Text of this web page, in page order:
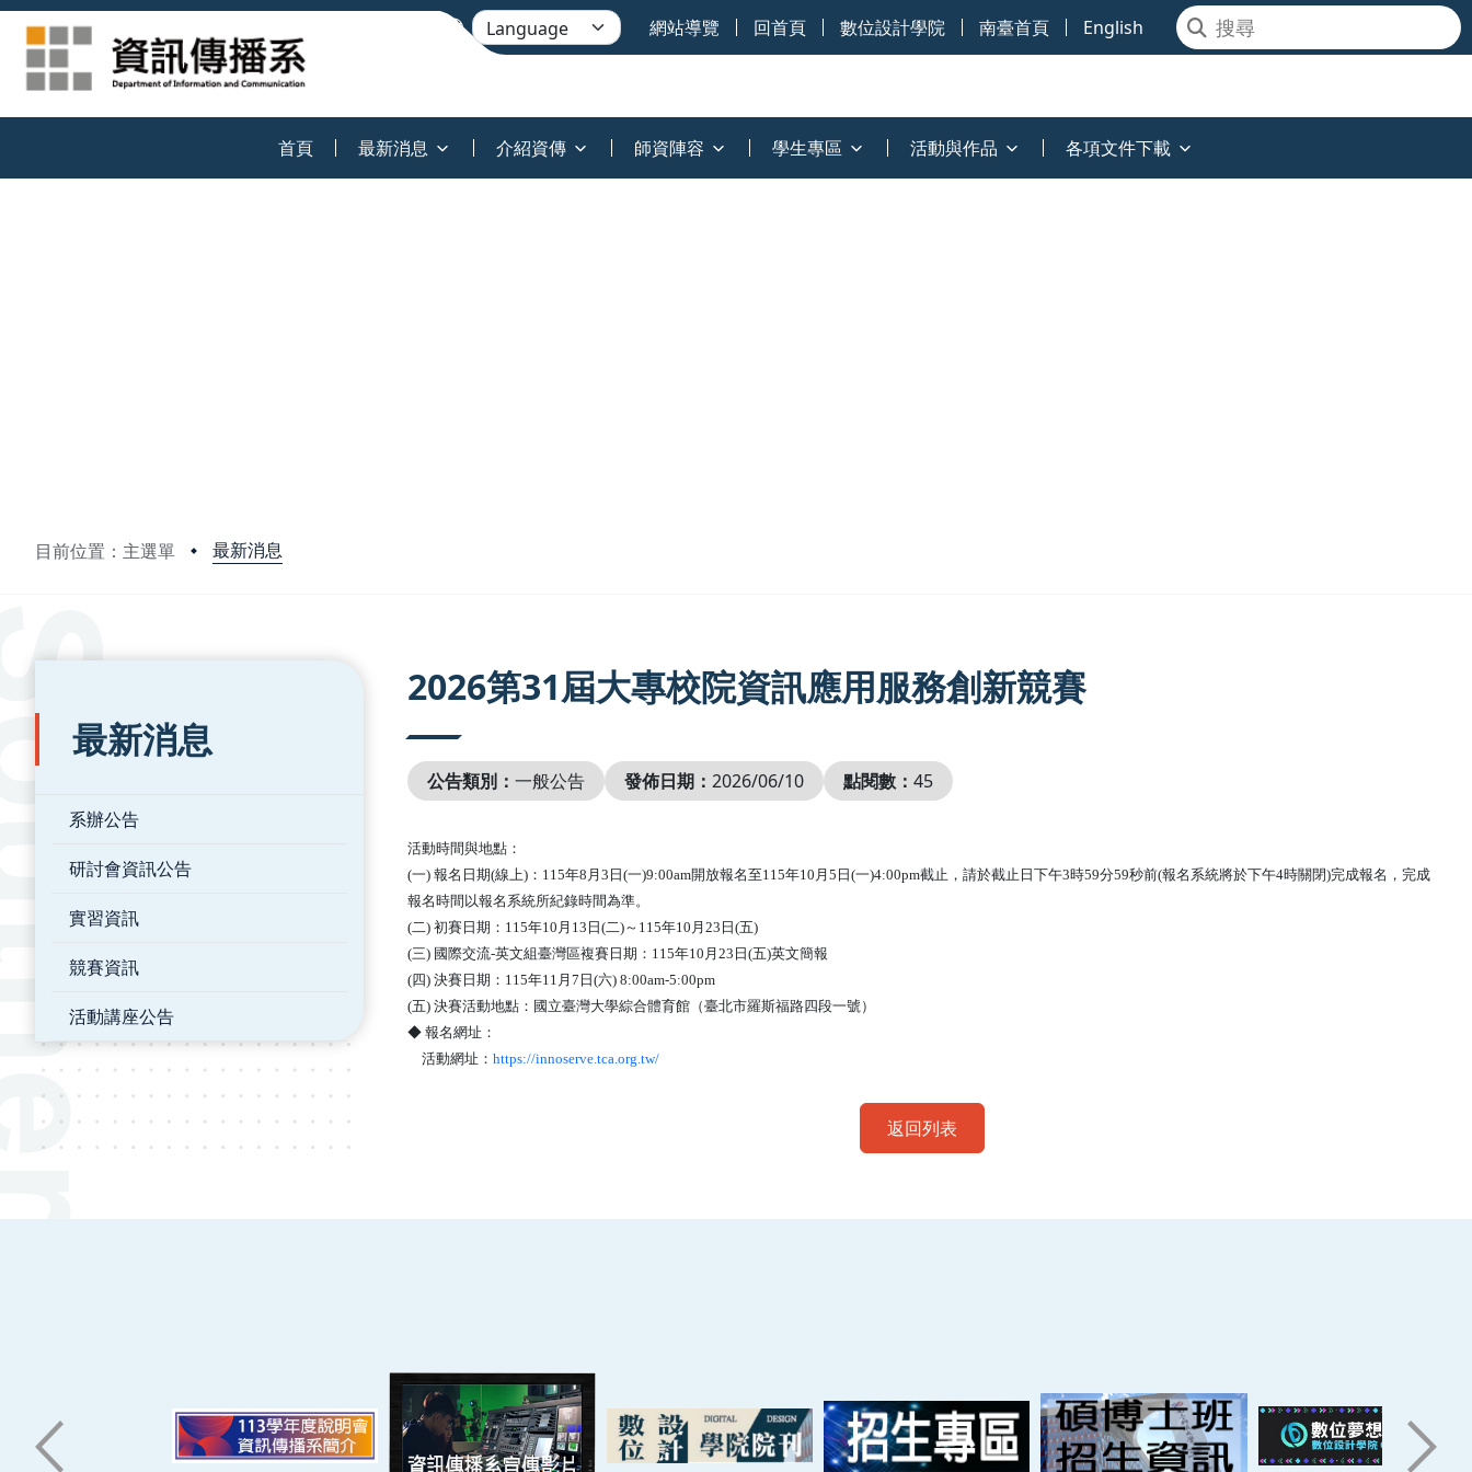
網站導覽 回首頁 數位設計學院 南臺首頁 English
首頁 最新消息 介紹資傳 師資陣容 學生專區 活動與作品 各項文件下載
目前位置：主選單 最新消息
:::
最新消息
系辦公告
研討會資訊公告
實習資訊
競賽資訊
活動講座公告
2026第31屆大專校院資訊應用服務創新競賽
公告類別： 一般公告 發佈日期： 2026/06/10 點閱數： 45
活動時間與地點：
(一) 報名日期(線上)：115年8月3日(一)9:00am開放報名至115年10月5日(一)4:00pm截止，請於截止日下午3時59分59秒前(報名系統將於下午4時關閉)完成報名，完成
報名時間以報名系統所紀錄時間為準。
(二) 初賽日期：115年10月13日(二)～115年10月23日(五)
(三) 國際交流-英文組臺灣區複賽日期：115年10月23日(五)英文簡報
(四) 決賽日期：115年11月7日(六) 8:00am-5:00pm
(五) 決賽活動地點：國立臺灣大學綜合體育館（臺北市羅斯福路四段一號）
◆ 報名網址：
活動網址： https://innoserve.tca.org.tw/
返回列表
ic@stust.edu.tw